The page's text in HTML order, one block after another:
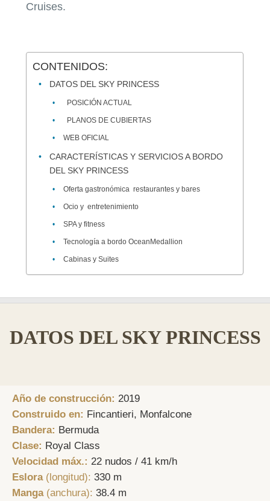
Cruises.
CONTENIDOS:
DATOS DEL SKY PRINCESS
POSICIÓN ACTUAL
PLANOS DE CUBIERTAS
WEB OFICIAL
CARACTERÍSTICAS Y SERVICIOS A BORDO
DEL SKY PRINCESS
Oferta gastronómica restaurantes y bares
Ocio y entretenimiento
SPA y fitness
Tecnología a bordo OceanMedallion
Cabinas y Suites
DATOS DEL SKY PRINCESS
Año de construcción: 2019
Construido en: Fincantieri, Monfalcone
Bandera: Bermuda
Clase: Royal Class
Velocidad máx.: 22 nudos / 41 km/h
Eslora(longitud): 330 m
Manga(anchura): 38.4 m